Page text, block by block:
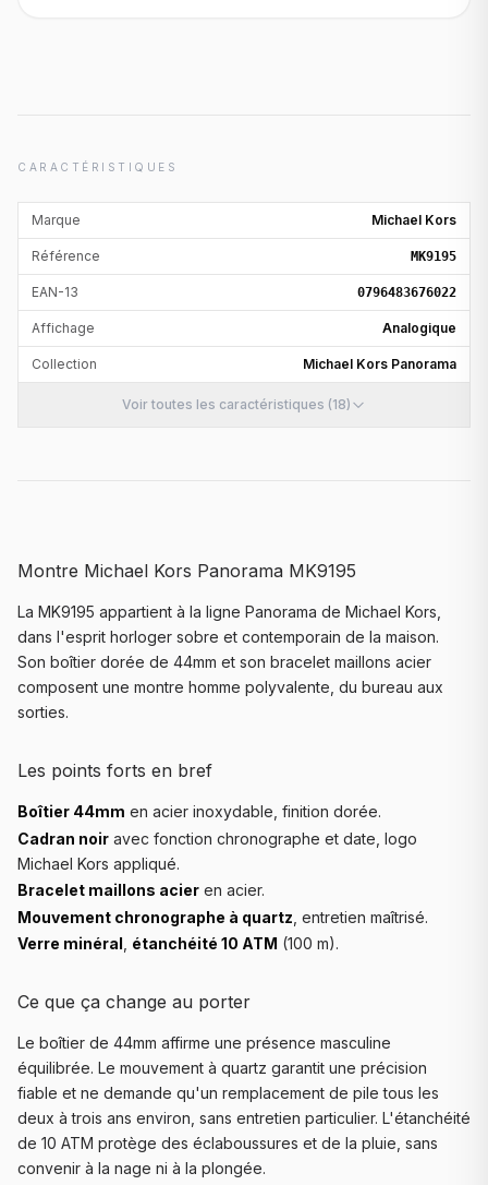
CARACTÉRISTIQUES
Marque Michael Kors
Référence MK9195
EAN-13 0796483676022
Affichage Analogique
Collection Michael Kors Panorama
Voir toutes les caractéristiques (18)
Montre Michael Kors Panorama MK9195
La MK9195 appartient à la ligne Panorama de Michael Kors,
dans l'esprit horloger sobre et contemporain de la maison.
Son boîtier dorée de 44mm et son bracelet maillons acier
composent une montre homme polyvalente, du bureau aux
sorties.
Les points forts en bref
Boîtier 44mm en acier inoxydable, finition dorée.
Cadran noir avec fonction chronographe et date, logo
Michael Kors appliqué.
Bracelet maillons acier en acier.
Mouvement chronographe à quartz , entretien maîtrisé.
Verre minéral étanchéité 10 ATM (100 m).
Ce que ça change au porter
Le boîtier de 44mm affirme une présence masculine
équilibrée. Le mouvement à quartz garantit une précision
fiable et ne demande qu'un remplacement de pile tous les
deux à trois ans environ, sans entretien particulier. L'étanchéité
de 10 ATM protège des éclaboussures et de la pluie, sans
convenir à la nage ni à la plongée.